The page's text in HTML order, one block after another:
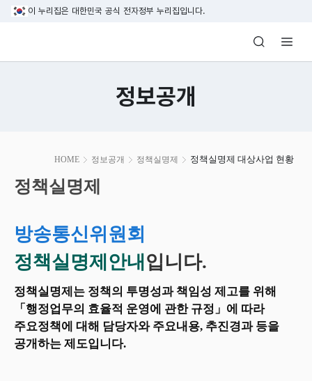
본문 바로가기
이 누리집은 대한민국 공식 전자정부 누리집입니다.
방송미디어통신위원회 Korea Media
정보공개
HOME 정보공개 정책실명제 정책실명제 대상사업 현황
시
작
정책실명제
방송통신위원회
정책실명제안내 입니다.
정책실명제는 정책의 투명성과 책임성 제고를 위해
「행정업무의 효율적 운영에 관한 규정」에 따라
주요정책에 대해 담당자와 주요내용, 추진경과 등을
공개하는 제도입니다.